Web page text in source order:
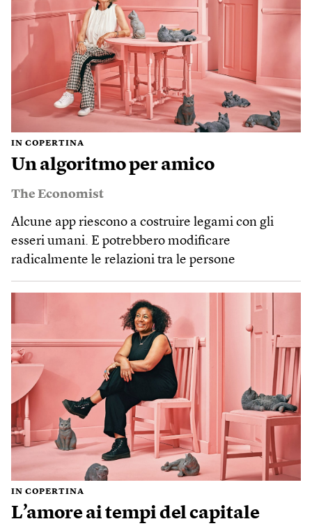
IN COPERTINA
Un algoritmo per amico
The Economist
Alcune app riescono a costruire legami con gli
esseri umani. E potrebbero modificare
radicalmente le relazioni tra le persone
IN COPERTINA
L’amore ai tempi del capitale